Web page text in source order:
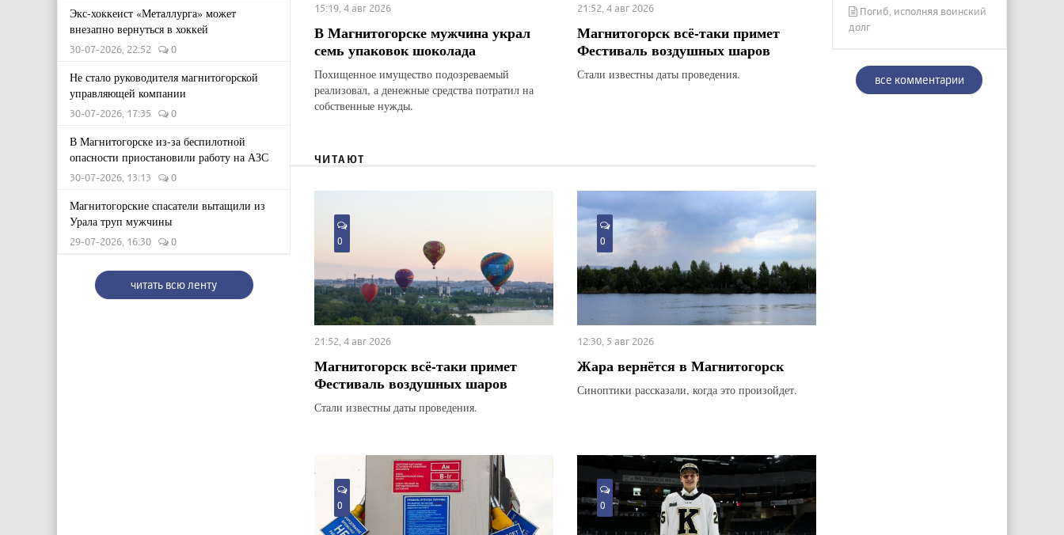
Экс-хоккеист «Металлурга» может
внезапно вернуться в хоккей
30-07-2026, 22:52 0
Не стало руководителя магнитогорской
управляющей компании
30-07-2026, 17:35 0
В Магнитогорске из-за беспилотной
опасности приостановили работу на АЗС
30-07-2026, 13:13 0
Магнитогорские спасатели вытащили из
Урала труп мужчины
29-07-2026, 16:30 0
читать всю ленту
15:19, 4 авг 2026
В Магнитогорске мужчина украл
семь упаковок шоколада
Похищенное имущество подозреваемый
реализовал, а денежные средства потратил на
собственные нужды.
21:52, 4 авг 2026
Магнитогорск всё-таки примет
Фестиваль воздушных шаров
Стали известны даты проведения.
ЧИТАЮТ
0
21:52, 4 авг 2026
Магнитогорск всё-таки примет
Фестиваль воздушных шаров
Стали известны даты проведения.
0
12:30, 5 авг 2026
Жара вернётся в Магнитогорск
Синоптики рассказали, когда это произойдет.
0 0
Погиб, исполняя воинский
долг
все комментарии